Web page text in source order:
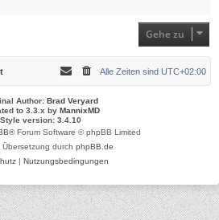
Gehe zu
Alle Zeiten sind UTC+02:00
Author: Brad Veryard
to 3.3.x by MannixMD
Style version: 3.4.10
® Forum Software © phpBB Limited
Übersetzung durch phpBB.de
| Nutzungsbedingungen